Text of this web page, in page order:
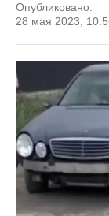
Опубликовано:
28 мая 2023,